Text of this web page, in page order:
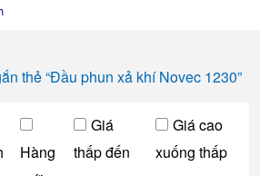
thẻ “Đầu phun xả khí Novec 1230”
Hàng
Giá
thấp đến
Giá cao
xuống thấp